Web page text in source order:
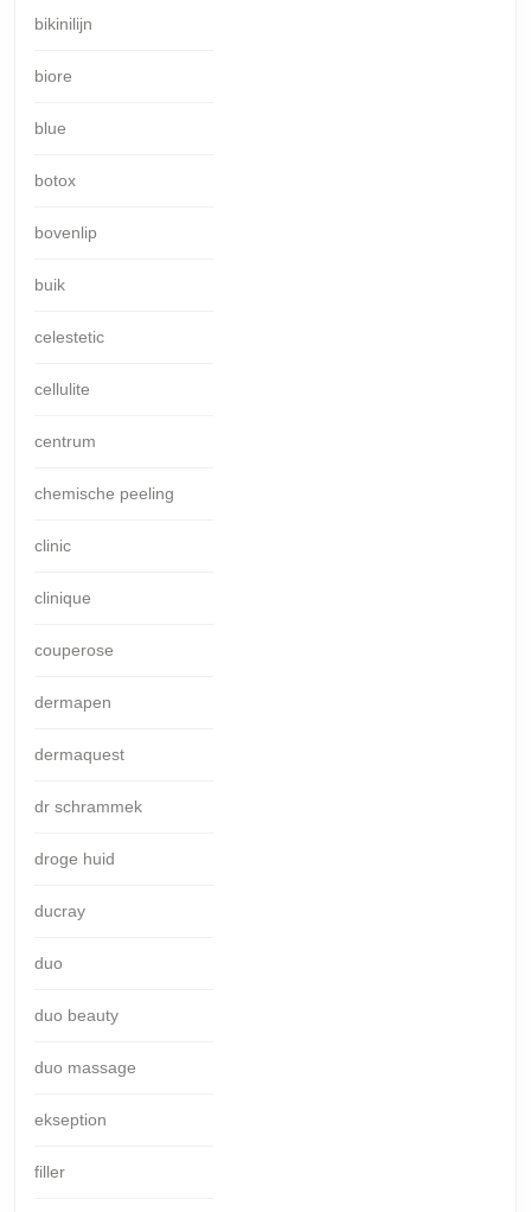
bikinilijn
biore
blue
botox
bovenlip
buik
celestetic
cellulite
centrum
chemische peeling
clinic
clinique
couperose
dermapen
dermaquest
dr schrammek
droge huid
ducray
duo
duo beauty
duo massage
ekseption
filler